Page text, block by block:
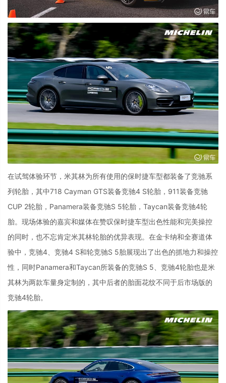
在试驾体验环节，米其林为所有使用的保时捷车型都装备了竞驰系
列轮胎，其中718 Cayman GTS装备竞驰4 S轮胎，911装备竞驰
CUP 2轮胎，Panamera装备竞驰S 5轮胎，Taycan装备竞驰4轮
胎。现场体验的嘉宾和媒体在赞叹保时捷车型出色性能和完美操控
的同时，也不忘肯定米其林轮胎的优异表现。在金卡纳和全赛道体
验中，竞驰4、竞驰4 S和轮竞驰S 5胎展现出了出色的抓地力和操控
性，同时Panamera和Taycan所装备的竞驰S 5、竞驰4轮胎也是米
其林为两款车量身定制的，其中后者的胎面花纹不同于后市场版的
竞驰4轮胎。